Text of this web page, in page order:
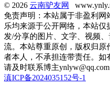
© 2026 云南驴友网
免责声明：本站属于非盈利
乐均来源于公开网络，本站
发/分享的图片、文字、视频
流。本站尊重原创，版权归
者本人，不承担连带责任。如
请及时联系博主ynlyw@qq.com
滇ICP备2024035152号-1